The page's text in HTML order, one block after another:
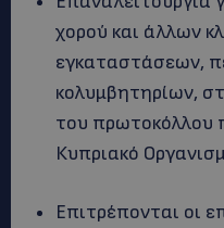
χορού και άλλων
εγκαταστάσεων,
κολυμβητηρίων,
του πρωτοκόλλου
Κυπριακό
Επιτρέπονται οι